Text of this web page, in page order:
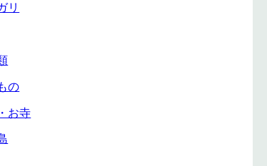
リ
の
お寺